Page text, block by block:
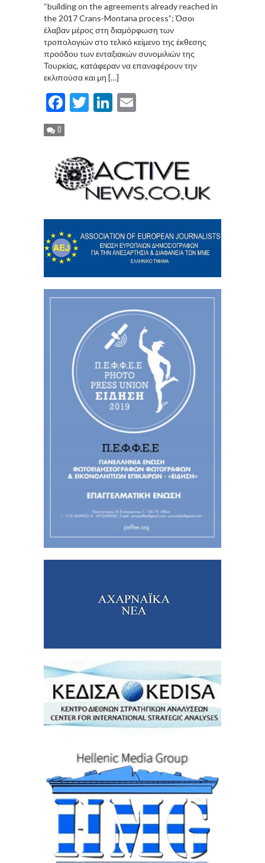
“building on the agreements already reached in
the 2017 Crans-Montana process”; Όσοι
έλαβαν μέρος στη διαμόρφωση των
τροπολογιών στο τελικό κείμενο της έκθεσης
προόδου των ενταξιακών συνομιλιών της
Τουρκίας, κατάφεραν να επαναφέρουν την
εκλιπούσα και μη […]
Facebook
TwitterLinkedIn
0